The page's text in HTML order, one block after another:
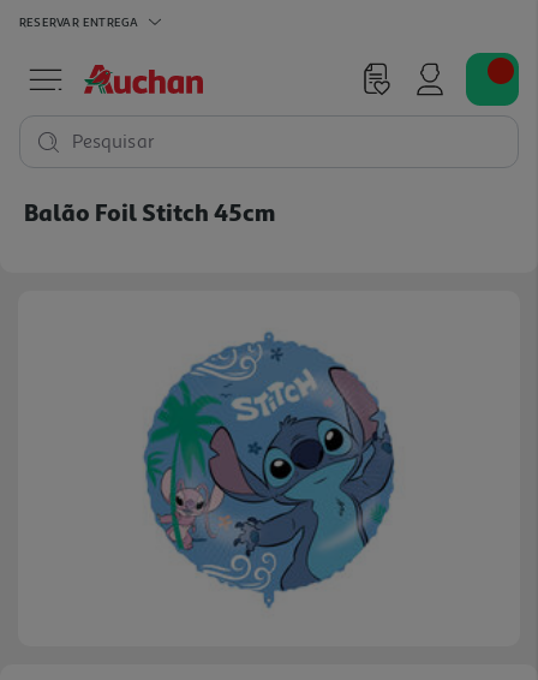
RESERVAR ENTREGA
Pesquisar
Balão Foil Stitch 45cm